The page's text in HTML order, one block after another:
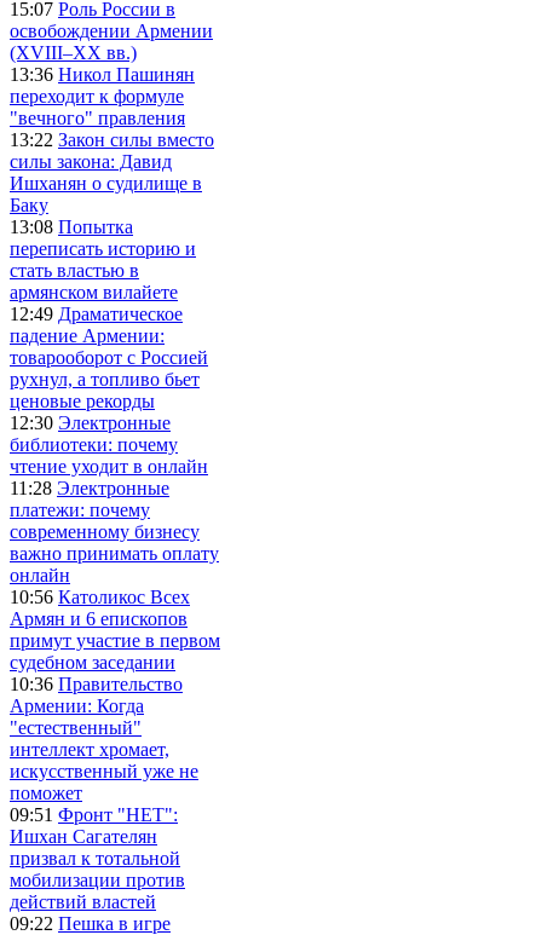
15:07 Роль России в
освобождении Армении
(XVIII–XX вв.)
13:36 Никол Пашинян
переходит к формуле
"вечного" правления
13:22 Закон силы вместо
силы закона: Давид
Ишханян о судилище в
Баку
13:08 Попытка
переписать историю и
стать властью в
армянском вилайете
12:49 Драматическое
падение Армении:
товарооборот с Россией
рухнул, а топливо бьет
ценовые рекорды
12:30 Электронные
библиотеки: почему
чтение уходит в онлайн
11:28 Электронные
платежи: почему
современному бизнесу
важно принимать оплату
онлайн
10:56 Католикос Всех
Армян и 6 епископов
примут участие в первом
судебном заседании
10:36 Правительство
Армении: Когда
"естественный"
интеллект хромает,
искусственный уже не
поможет
09:51 Фронт "НЕТ":
Ишхан Сагателян
призвал к тотальной
мобилизации против
действий властей
09:22 Пешка в игре